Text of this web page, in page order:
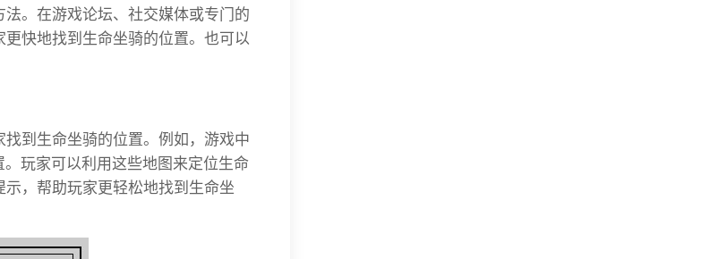
。在游戏论坛、社交媒体或专门的
快地找到生命坐骑的位置。也可以
到生命坐骑的位置。例如，游戏中
玩家可以利用这些地图来定位生命
，帮助玩家更轻松地找到生命坐